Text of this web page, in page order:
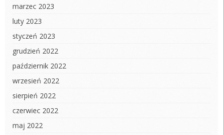
marzec 2023
luty 2023
styczeń 2023
grudzień 2022
październik 2022
wrzesień 2022
sierpień 2022
czerwiec 2022
maj 2022